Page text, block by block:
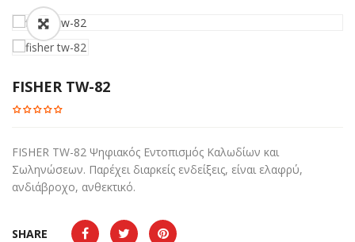
FISHER TW-82
FISHER TW-82 Ψηφιακός Εντοπισμός Καλωδίων και
Σωληνώσεων. Παρέχει διαρκείς ενδείξεις, είναι ελαφρύ,
ανδιάβροχο, ανθεκτικό.
SHARE